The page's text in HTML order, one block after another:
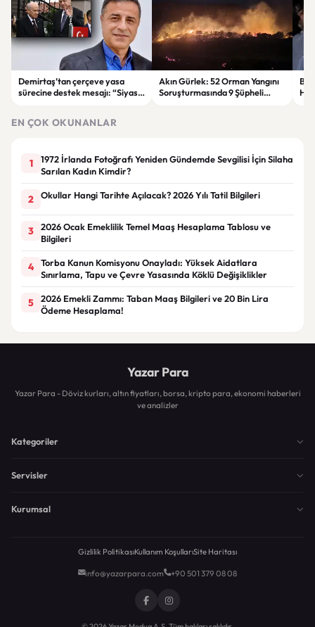
Demirtaş’tan çerçeve yasa
sürecine destek mesajı: “Siyasi
Akın Gürlek: 52 Orman Yangını
Soruşturmasında 9 Şüpheli
EN ÇOK OKUNANLAR
1
1972 İrlanda Fotoğrafı Yeniden Gündemde Sevgilisi İçin Silaha
Sarılan Kadın Kimdir?
2 Okullar Hangi Tarihte Açılacak? 2026 Yılı Tatil Bilgileri
3
2026 Ocak Emeklilik Temel Maaş Hesaplama Tablosu ve
Bilgileri
4
Torba Kanun Komisyonu Onayladı: Yüksek Aidatlara
Sınırlama, Tapu ve Çevre Yasasında Köklü Değişiklikler
5
2026 Emekli Zammı: Taban Maaş Bilgileri ve 20 Bin Lira
Ödeme Hesaplama!
Yazar Para
Yazar Para - Döviz kurları, altın fiyatları, borsa, kripto para, ekonomi haberleri
ve analizler
Kategoriler
Servisler
Kurumsal
Gizlilik PolitikasıKullanım KoşullarıSite Haritası
info@yazarpara.com +90 501 379 08 08